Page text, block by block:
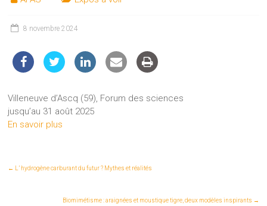
techniques
du
public
8 novembre 2024
Villeneuve d’Ascq (59), Forum des sciences
jusqu’au 31 août 2025
En savoir plus
← L’ hydrogène carburant du futur ? Mythes et réalités
Biomimétisme : araignées et moustique tigre, deux modèles inspirants →